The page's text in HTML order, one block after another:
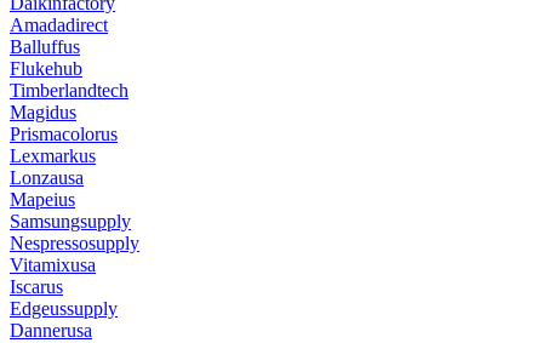
Amadadirect
Balluffus
Flukehub
Timberlandtech
Magidus
Prismacolorus
Lexmarkus
Lonzausa
Mapeius
Samsungsupply
Nespressosupply
Vitamixusa
Iscarus
Edgeussupply
Dannerusa